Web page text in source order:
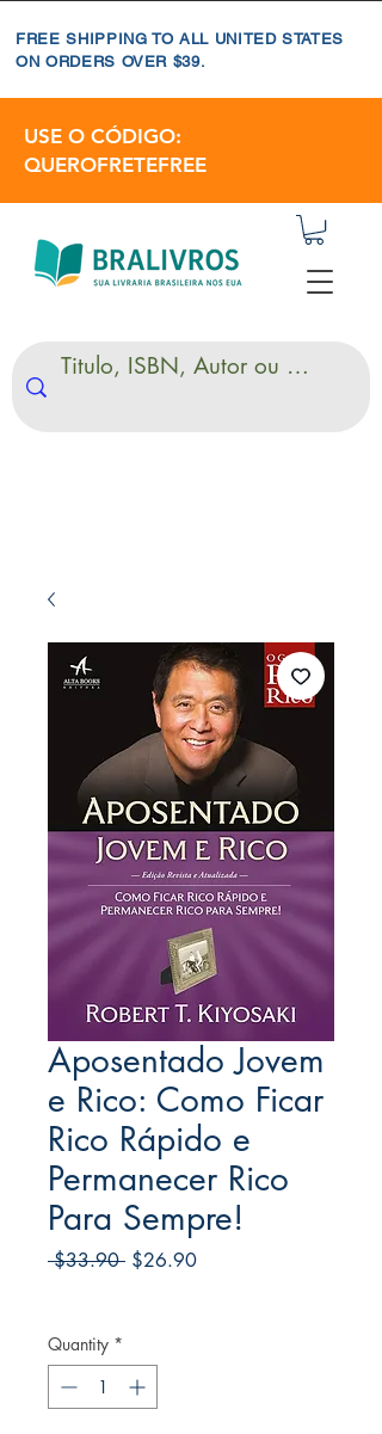
FREE SHIPPING TO ALL UNITED STATES
ON ORDERS OVER $39.
USE O CÓDIGO:
QUEROFRETEFREE
Aposentado Jovem
e Rico: Como Ficar
Rico Rápido e
Permanecer Rico
Para Sempre!
$33.90 Regular
$26.90Sale
Quantity *